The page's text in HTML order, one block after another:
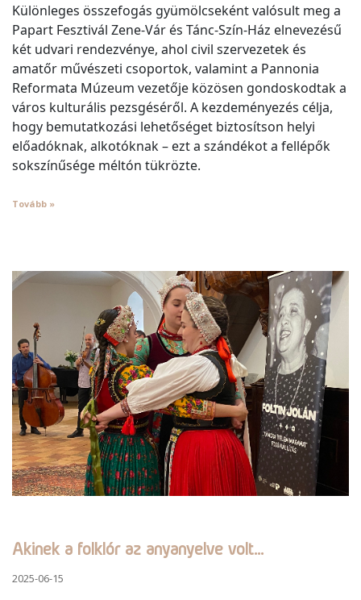
Különleges összefogás gyümölcseként valósult meg a
Papart Fesztivál Zene-Vár és Tánc-Szín-Ház elnevezésű
két udvari rendezvénye, ahol civil szervezetek és
amatőr művészeti csoportok, valamint a Pannonia
Reformata Múzeum vezetője közösen gondoskodtak a
város kulturális pezsgéséről. A kezdeményezés célja,
hogy bemutatkozási lehetőséget biztosítson helyi
előadóknak, alkotóknak – ezt a szándékot a fellépők
sokszínűsége méltón tükrözte.
Tovább »
Akinek a folklór az anyanyelve volt...
2025-06-15